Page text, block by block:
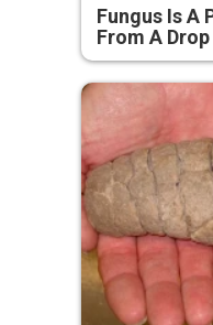
Fungus Is A
From A